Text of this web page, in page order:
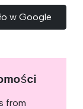
w Google
from